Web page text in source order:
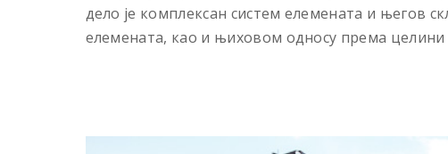
дело је комплексан систем елемената и његов
елемената, као и њиховом односу према целини